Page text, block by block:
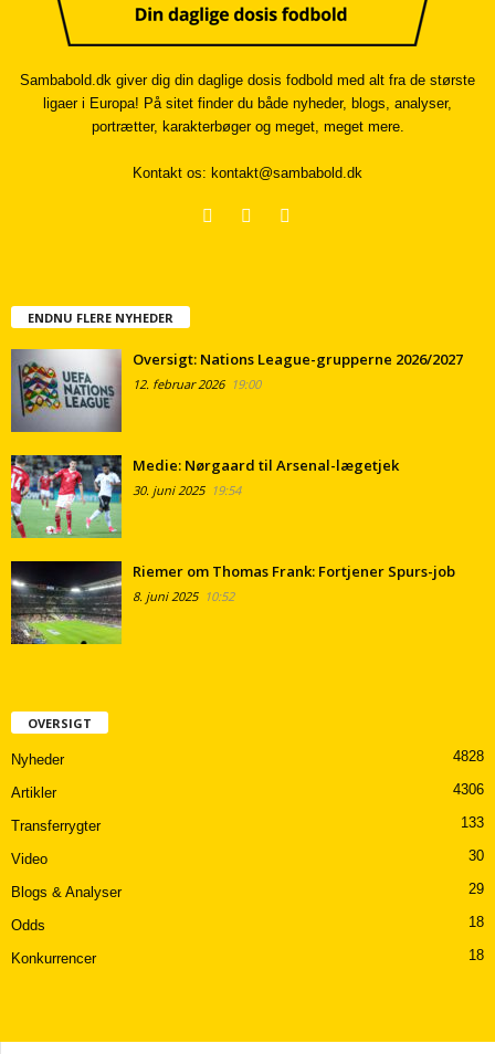
Sambabold.dk giver dig din daglige dosis fodbold med alt fra de største
ligaer i Europa! På sitet finder du både nyheder, blogs, analyser,
portrætter, karakterbøger og meget, meget mere.
Kontakt os: kontakt@sambabold.dk
ENDNU FLERE NYHEDER
Oversigt: Nations League-grupperne 2026/2027
12. februar 202619:00
Medie: Nørgaard til Arsenal-lægetjek
30. juni 202519:54
Riemer om Thomas Frank: Fortjener Spurs-job
8. juni 202510:52
OVERSIGT
Nyheder 4828
Artikler 4306
Transferrygter 133
Video 30
Blogs & Analyser 29
Odds 18
Konkurrencer 18